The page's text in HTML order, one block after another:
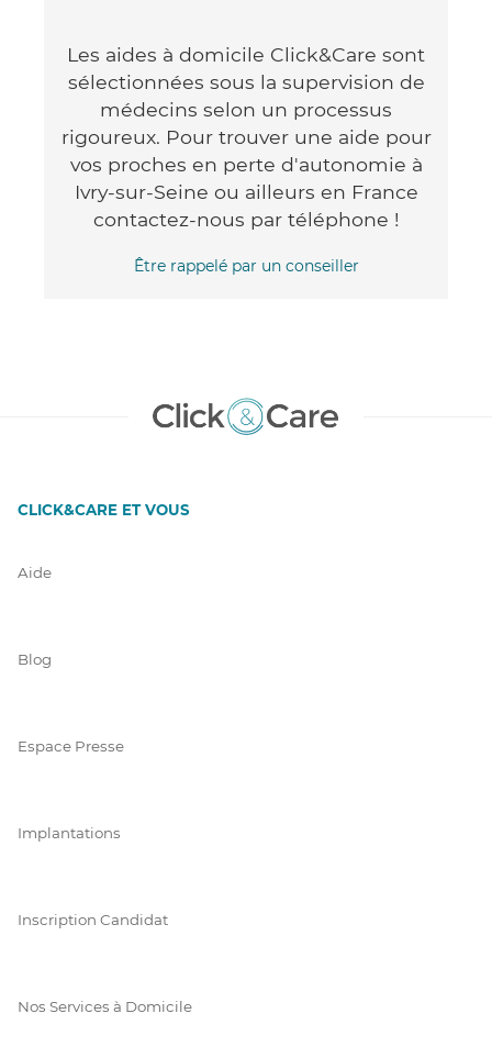
Les aides à domicile Click&Care sont
sélectionnées sous la supervision de
médecins selon un processus
rigoureux. Pour trouver une aide pour
vos proches en perte d'autonomie à
Ivry-sur-Seine ou ailleurs en France
contactez-nous par téléphone !
Être rappelé par un conseiller
CLICK&CARE ET VOUS
Aide
Blog
Espace Presse
Implantations
Inscription Candidat
Nos Services à Domicile